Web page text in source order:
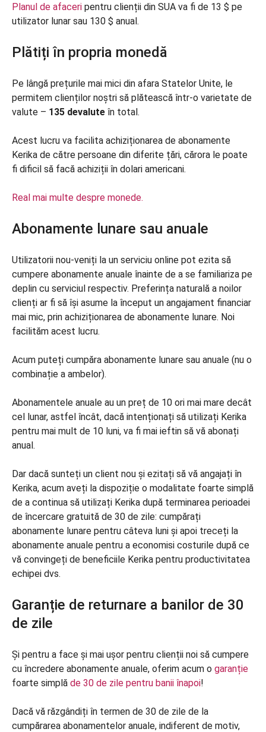
Planul de afaceri pentru clienții din SUA va fi de 13 $ pe
utilizator lunar sau 130 $ anual.
Plătiți în propria monedă
Pe lângă prețurile mai mici din afara Statelor Unite, le
permitem clienților noștri să plătească într-o varietate de
valute – 135 devalute în total.
Acest lucru va facilita achiziționarea de abonamente
Kerika de către persoane din diferite țări, cărora le poate
fi dificil să facă achiziții în dolari americani.
Real mai multe despre monede.
Abonamente lunare sau anuale
Utilizatorii nou-veniți la un serviciu online pot ezita să
cumpere abonamente anuale înainte de a se familiariza pe
deplin cu serviciul respectiv. Preferința naturală a noilor
clienți ar fi să își asume la început un angajament financiar
mai mic, prin achiziționarea de abonamente lunare. Noi
facilităm acest lucru.
Acum puteți cumpăra abonamente lunare sau anuale (nu o
combinație a ambelor).
Abonamentele anuale au un preț de 10 ori mai mare decât
cel lunar, astfel încât, dacă intenționați să utilizați Kerika
pentru mai mult de 10 luni, va fi mai ieftin să vă abonați
anual.
Dar dacă sunteți un client nou și ezitați să vă angajați în
Kerika, acum aveți la dispoziție o modalitate foarte simplă
de a continua să utilizați Kerika după terminarea perioadei
de încercare gratuită de 30 de zile: cumpărați
abonamente lunare pentru câteva luni și apoi treceți la
abonamente anuale pentru a economisi costurile după ce
vă convingeți de beneficiile Kerika pentru productivitatea
echipei dvs.
Garanție de returnare a banilor de 30
de zile
Și pentru a face și mai ușor pentru clienții noi să cumpere
cu încredere abonamente anuale, oferim acum o garanție
foarte simplă de 30 de zile pentru banii înapoi!
Dacă vă răzgândiți în termen de 30 de zile de la
cumpărarea abonamentelor anuale, indiferent de motiv,